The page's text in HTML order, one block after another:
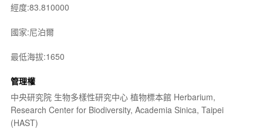
經度:83.810000
國家:尼泊爾
最低海拔:1650
管理權
中央研究院 生物多樣性研究中心 植物標本館 Herbarium,
Research Center for Biodiversity, Academia Sinica, Taipei
(HAST)